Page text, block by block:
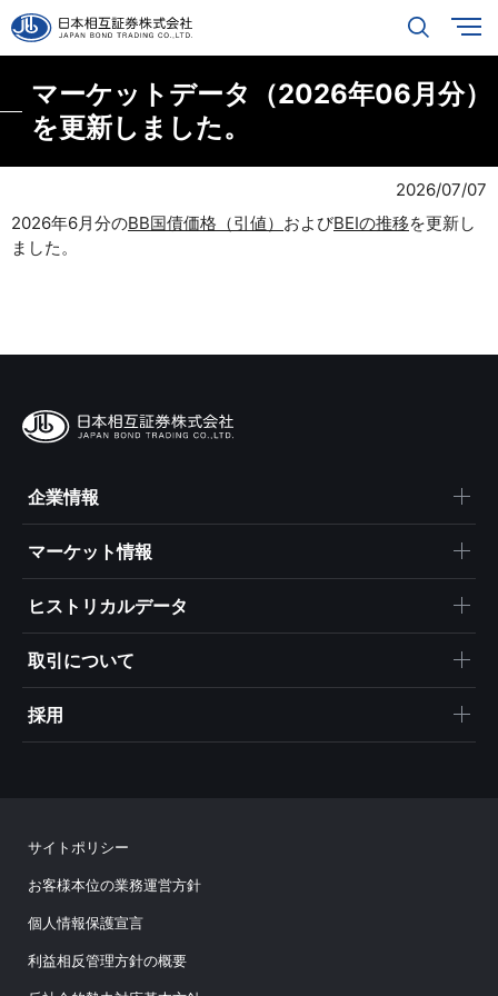
マーケットデータ（2026年06月分）
を更新しました。
2026/07/07
2026年6月分のBB国債価格（引値） およびBEIの推移を更新し
ました。
企業情報
マーケット情報
ヒストリカルデータ
取引について
採用
サイトポリシー
お客様本位の業務運営方針
個人情報保護宣言
利益相反管理方針の概要